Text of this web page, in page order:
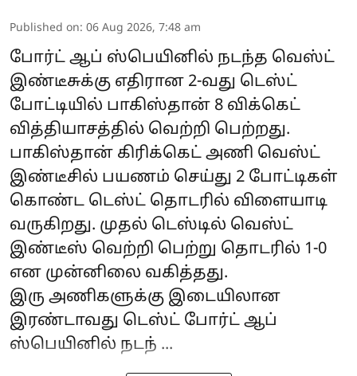
Published on: 06 Aug 2026, 7:48 am
போர்ட் ஆப் ஸ்பெயினில் நடந்த வெஸ்ட்
இண்டீசுக்கு எதிரான 2-வது டெஸ்ட்
போட்டியில் பாகிஸ்தான் 8 விக்கெட்
வித்தியாசத்தில் வெற்றி பெற்றது.
பாகிஸ்தான் கிரிக்கெட் அணி வெஸ்ட்
இண்டீசில் பயணம் செய்து 2 போட்டிகள்
கொண்ட டெஸ்ட் தொடரில் விளையாடி
வருகிறது. முதல் டெஸ்டில் வெஸ்ட்
இண்டீஸ் வெற்றி பெற்று தொடரில் 1-0
என முன்னிலை வகித்தது.
இரு அணிகளுக்கு இடையிலான
இரண்டாவது டெஸ்ட் போர்ட் ஆப்
ஸ்பெயினில் நடந் ...